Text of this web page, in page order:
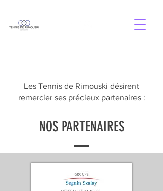
Les Tennis de Rimouski désirent
remercier ses précieux partenaires :
NOS PARTENAIRES